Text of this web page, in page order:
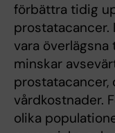
förbättra tidig
prostatacancer.
vara
minskar
prostatacancer,
vårdkostnader.
olika